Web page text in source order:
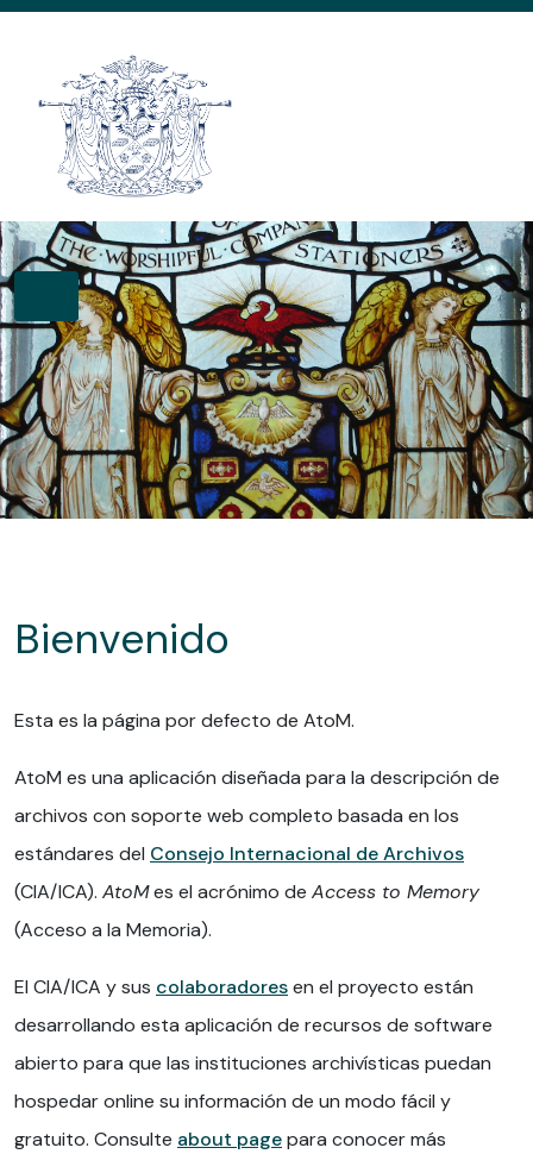
TOGGLE NAVIGATION
Bienvenido
Esta es la página por defecto de AtoM.
AtoM es una aplicación diseñada para la descripción de
archivos con soporte web completo basada en los
estándares del Consejo Internacional de Archivos
(CIA/ICA). AtoMes el acrónimo de Access to Memory
(Acceso a la Memoria).
El CIA/ICA y sus colaboradoresen el proyecto están
desarrollando esta aplicación de recursos de software
abierto para que las instituciones archivísticas puedan
hospedar online su información de un modo fácil y
gratuito. Consulte about pagepara conocer más